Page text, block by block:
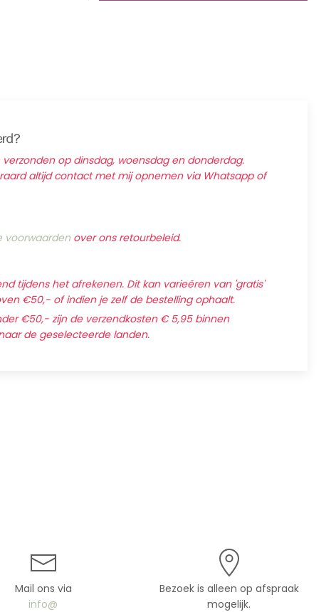
op dinsdag, woensdag en donderdag.
altijd contact met mij opnemen via Whatsapp of
voorwaarden over ons retourbeleid.
tijdens het afrekenen. Dit kan varieëren van 'gratis'
€50,- of indien je zelf de bestelling ophaalt.
€50,- zijn de verzendkosten € 5,95 binnen
de geselecteerde landen.
Mail ons via
info@
Bezoek is alleen op afspraak
mogelijk.